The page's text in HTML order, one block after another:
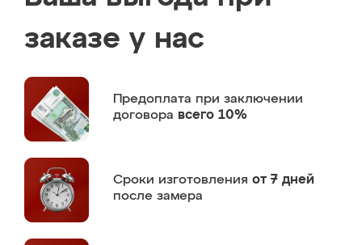
заказе у нас
Предоплата при заключении
договора всего 10%
Сроки изготовления от 7 дней
после замера